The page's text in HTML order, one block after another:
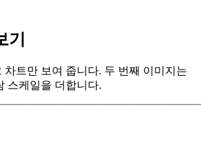
차트만 보여 줍니다. 두 번째 이미지는
스케일을 더합니다.